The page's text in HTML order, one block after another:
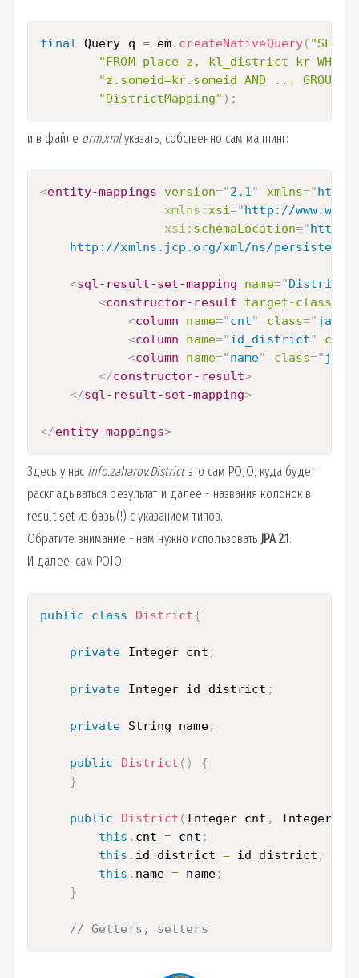
final Query q = em. createNativeQuery(
"FROM place z, kl_district kr
"z.someid=kr.someid AND ... GROUP
"DistrictMapping" ) ;
и в файле orm.xmlуказать, собственно сам маппинг:
<entity-mappings version="2.1" xmlns="
xmlns:xsi="http://
xsi: schemaLocation="http://
http://xmlns.jcp.org/xml/ns/
<sql-result-set-mapping name="
<constructor-result target-class
<column name="cnt" class="
<column name="id_district"
<column name="name" class="
</constructor-result>
</sql-result-set-mapping>
</entity-mappings>
Здесь у нас info.zaharov.Districtэто сам POJO, куда будет
раскладываться результат и далее - названия колонок в
result set из базы(!) с указанием типов.
Обратите внимание - нам нужно использовать JPA 2.1 .
И далее, сам POJO:
public class District{
private Integer cnt ;
private Integer id_district ;
private String name;
public District ( )
{
}
public District ( Integer cnt ,
Integer
this . cnt = cnt ;
this . id_district = id_district ;
this . name = name;
}
// Getters, setters